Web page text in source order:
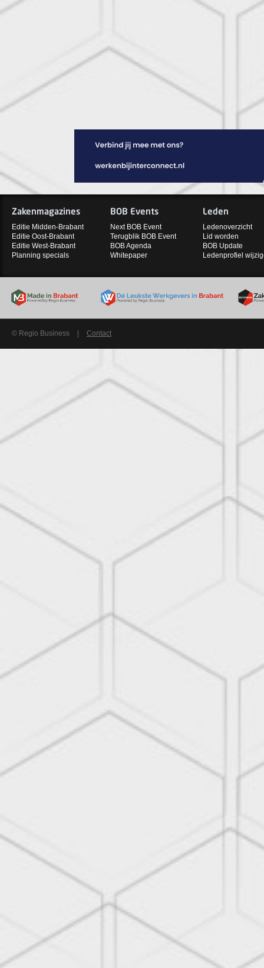
Zakenmagazines
Editie Midden-Brabant
Editie Oost-Brabant
Editie West-Brabant
Planning specials
BOB Events
Next BOB Event
Terugblik BOB Event
BOB Agenda
Whitepaper
Leden
Ledenoverzicht
Lid worden
BOB Update
Ledenprofiel
© Regio Business Contact